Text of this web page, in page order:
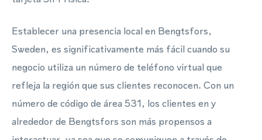
Establecer una presencia local en Bengtsfors,
Sweden, es significativamente más fácil cuando su
negocio utiliza un número de teléfono virtual que
refleja la región que sus clientes reconocen. Con un
número de código de área 531, los clientes en y
alrededor de Bengtsfors son más propensos a